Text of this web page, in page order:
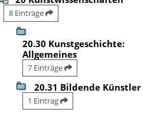
8 Einträge
20.30 Kunstgeschichte:
Allgemeines
7 Einträge
20.31 Bildende Künstler
1 Eintrag